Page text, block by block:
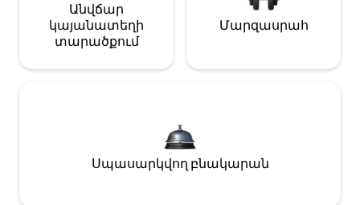
Անվճար
կայանատեղի
տարածքում
Մարզասրահ
Սպասարկվող բնակարան